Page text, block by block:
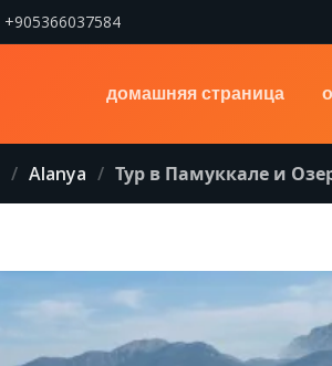
+905366037584
домашняя страница
Alanya Тур в Памуккале и